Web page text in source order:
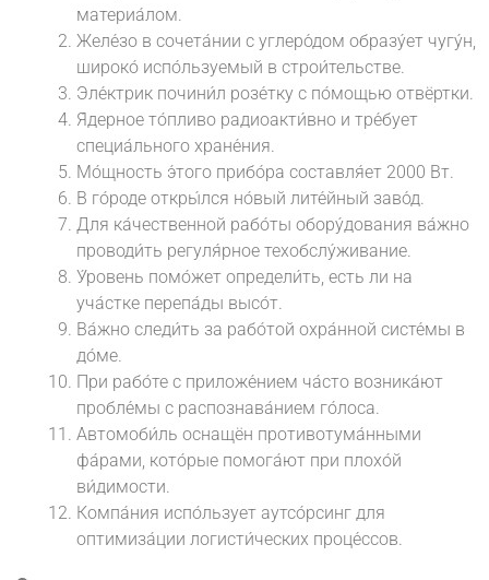
материа́лом.
Желе́зо в сочета́нии с углеро́дом образу́ет чугу́н,
широко́ испо́льзуемый в строи́тельстве.
Эле́ктрик почини́л розе́тку с по́мощью отвёртки.
Я́дерное то́пливо радиоакти́вно и тре́бует
специа́льного хране́ния.
Мо́щность э́того прибо́ра составля́ет 2000 Вт.
В го́роде откры́лся но́вый лите́йный заво́д.
Для ка́чественной рабо́ты обору́дования ва́жно
проводи́ть регуля́рное техобслу́живание.
У́ровень помо́жет определи́ть, есть ли на
уча́стке перепа́ды высо́т.
Ва́жно следи́ть за рабо́той охра́нной систе́мы в
до́ме.
При рабо́те с приложе́нием ча́сто возника́ют
пробле́мы с распознава́нием го́лоса.
Автомоби́ль оснащён противотума́нными
фа́рами, кото́рые помога́ют при плохо́й
ви́димости.
Компа́ния испо́льзует аутсо́рсинг для
оптимиза́ции логисти́ческих проце́ссов.